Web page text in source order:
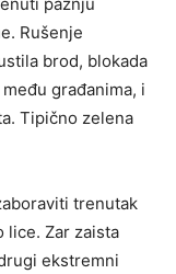
pažnju
Rušenje
brod, blokada
građanima, i
Tipično zelena
trenutak
lice. Zar zaista
ekstremni